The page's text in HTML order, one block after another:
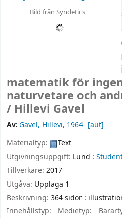
Bild från Syndetics
matematik för
naturvetare och
/ Hillevi Gavel
Av:Gavel, Hillevi, 1964- [aut]
Materialtyp:
Text
Utgivningsuppgift: Lund :
Tillverkare: 2017
Utgåva: Upplaga 1
Beskrivning: 364 sidor :
Innehållstyp:
Medietyp: